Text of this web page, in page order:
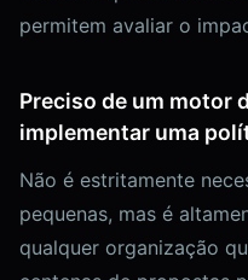
permitem avaliar o
Preciso de um motor
implementar uma
Não é estritamente
pequenas, mas é
qualquer organização